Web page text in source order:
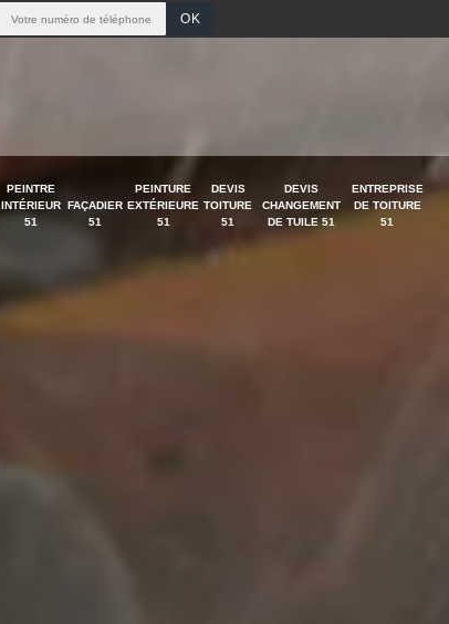
PEINTRE
INTÉRIEUR
51
FAÇADIER
51
PEINTURE
EXTÉRIEURE
51
DEVIS
TOITURE
51
DEVIS
CHANGEMENT
DE TUILE 51
ENTREPRISE
DE TOITURE
51